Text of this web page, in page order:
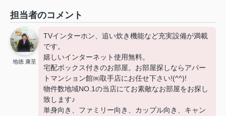
担当者のコメント
地徳 康至
TVインターホン、追い炊き機能など充実設備が満載
です。
嬉しいインターネット使用無料。
宅配ボックス付きのお部屋。お部屋探しならアパー
トマンション館㈱取手店にお任せ下さい!(^^)!
物件数地域NO.1の当店にてお素敵なお部屋をお探し
致します♪
単身向き、ファミリー向き、カップル向き、キャン